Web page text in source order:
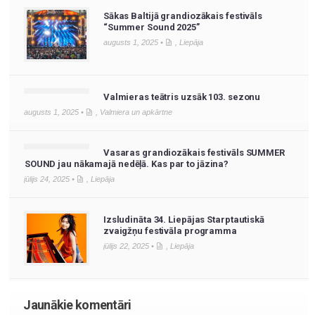
Sākas Baltijā grandiozākais festivāls
“Summer Sound 2025”
augusts 1, 2025 • Liepāja
Valmieras teātris uzsāk 103. sezonu
augusts 1, 2025 • Valmiera un apkārtne
Vasaras grandiozākais festivāls SUMMER
SOUND jau nākamajā nedēļā. Kas par to jāzina?
jūlijs 24, 2025 • Liepāja
Izsludināta 34. Liepājas Starptautiskā
zvaigžņu festivāla programma
jūlijs 22, 2025 • Liepāja
Jaunākie komentāri